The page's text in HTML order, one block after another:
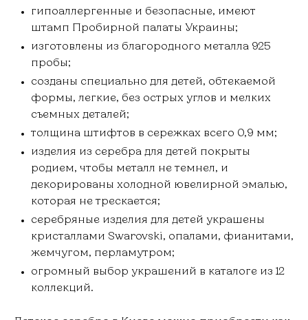
гипоаллергенные и безопасные, имеют
штамп Пробирной палаты Украины;
изготовлены из благородного металла 925
пробы;
созданы специально для детей, обтекаемой
формы, легкие, без острых углов и мелких
съемных деталей;
толщина штифтов в сережках всего 0,9 мм;
изделия из серебра для детей покрыты
родием, чтобы металл не темнел, и
декорированы холодной ювелирной эмалью,
которая не трескается;
серебряные изделия для детей украшены
кристаллами Swarovski, опалами, фианитами,
жемчугом, перламутром;
огромный выбор украшений в каталоге из 12
коллекций.